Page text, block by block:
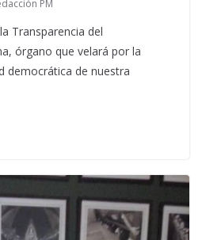
PM
Transparencia del
órgano que velará por la
democrática de nuestra